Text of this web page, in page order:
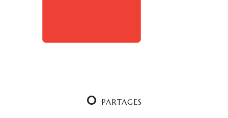
0 PARTAGES